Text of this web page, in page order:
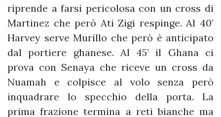
riprende a farsi pericolosa con un cross di
Martinez che però Ati Zigi respinge. Al 40’
Harvey serve Murillo che però è anticipato
dal portiere ghanese. Al 45’ il Ghana ci
prova con Senaya che riceve un cross da
Nuamah e colpisce al volo senza però
inquadrare lo specchio della porta. La
prima frazione termina a reti bianche ma